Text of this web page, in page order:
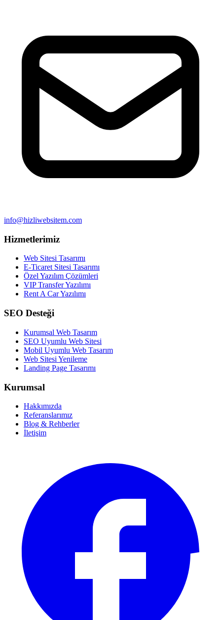
info@hizliwebsitem.com
Hizmetlerimiz
Web Sitesi Tasarımı
E-Ticaret Sitesi Tasarımı
Özel Yazılım Çözümleri
VIP Transfer Yazılımı
Rent A Car Yazılımı
SEO Desteği
Kurumsal Web Tasarım
SEO Uyumlu Web Sitesi
Mobil Uyumlu Web Tasarım
Web Sitesi Yenileme
Landing Page Tasarımı
Kurumsal
Hakkımızda
Referanslarımız
Blog & Rehberler
İletişim